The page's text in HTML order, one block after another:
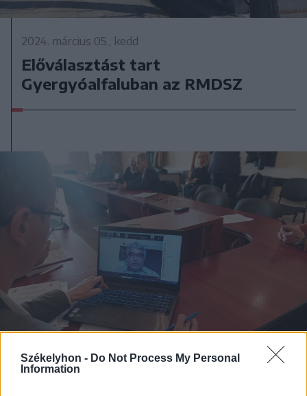
Székelyhon - Do Not Process My Personal
Information
2024. március 05., kedd
Előválasztást tart
Gyergyóalfaluban az RMDSZ